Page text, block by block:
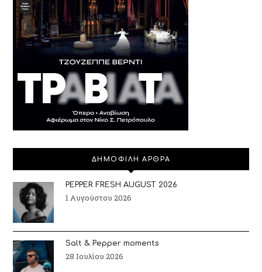
ΔΗΜΟΦΙΛΗ ΑΡΘΡΑ
PEPPER FRESH AUGUST 2026
1 Αυγούστου 2026
Salt & Pepper moments
28 Ιουλίου 2026